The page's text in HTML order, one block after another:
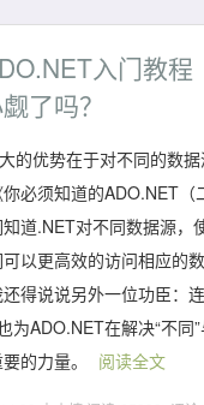
入门教程
了吗？
的优势在于对不同的数
必须知道的ADO.NET（
道.NET对不同数据源，
以更高效的访问相应的
得说说另外一位功臣：
为ADO.NET在解决“不同”
的力量。
阅读全文